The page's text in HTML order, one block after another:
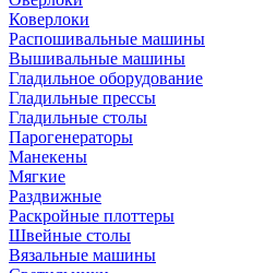
Коверлоки
Распошивальные машины
Вышивальные машины
Гладильное оборудование
Гладильные прессы
Гладильные столы
Парогенераторы
Манекены
Мягкие
Раздвижные
Раскройные плоттеры
Швейные столы
Вязальные машины